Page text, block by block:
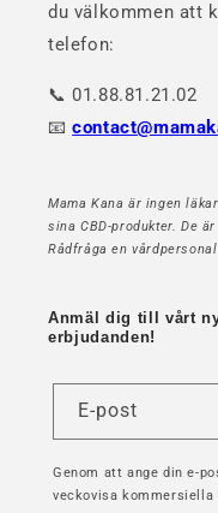
du välkommen att
telefon:
📞 01.88.81.21.02
📧
Mama Kana är ingen
sina CBD-produkter. De
Rådfråga en
Anmäl dig till vårt
erbjudanden!
E-post
Genom att ange din e-
veckovisa kommersiella